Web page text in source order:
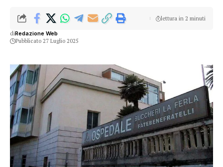
diRedazione Web
Pubblicato 27 Luglio 2025
lettura in 2 minuti